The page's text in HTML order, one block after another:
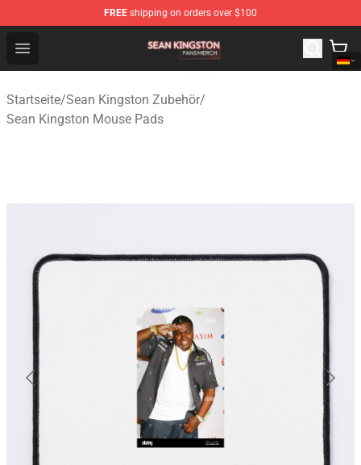
FREE shipping on orders over $100
Open menu
Sean Kingston Shop - Official Sean Kingston
Startseite/Sean Kingston Zubehör/
Sean Kingston Mouse Pads